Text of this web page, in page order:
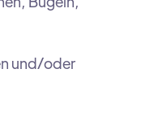
und/oder